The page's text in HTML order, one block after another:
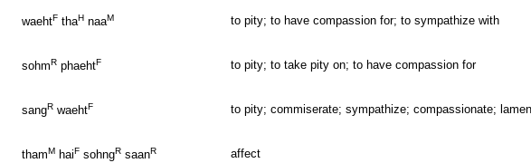
waehtF thaH naaM to pity; to have compassion for; to sympathize with
sohmR phaehtF to pity; to take pity on; to have compassion for
sangR waehtF to pity; commiserate; sympathize; compassionate;
thamM haiF sohngR saanR affect